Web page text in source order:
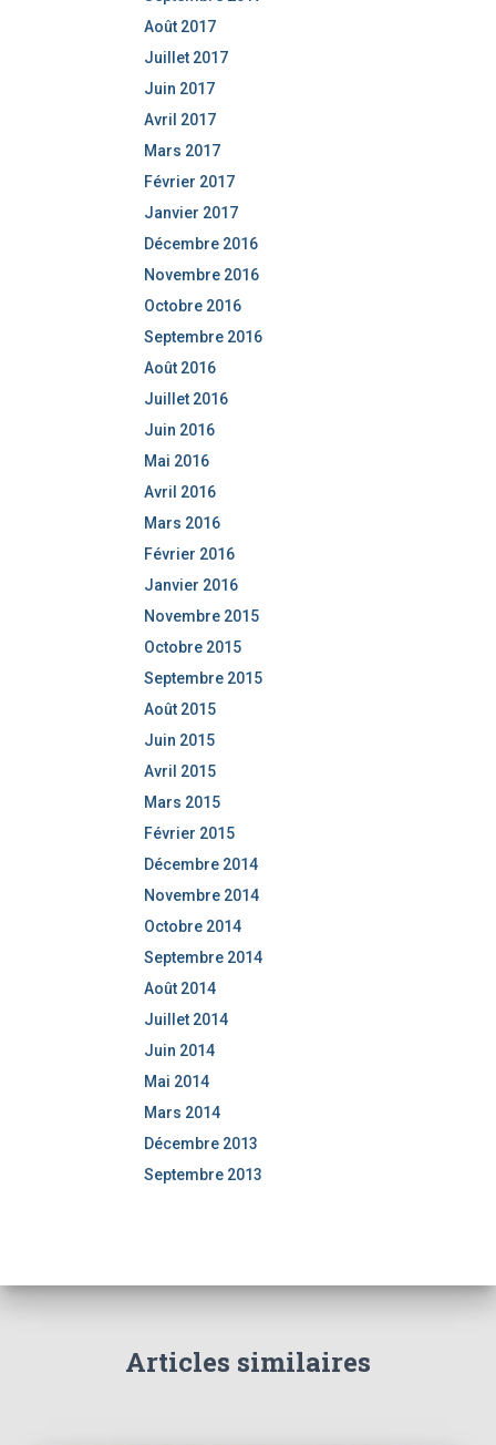
Août 2017
Juillet 2017
Juin 2017
Avril 2017
Mars 2017
Février 2017
Janvier 2017
Décembre 2016
Novembre 2016
Octobre 2016
Septembre 2016
Août 2016
Juillet 2016
Juin 2016
Mai 2016
Avril 2016
Mars 2016
Février 2016
Janvier 2016
Novembre 2015
Octobre 2015
Septembre 2015
Août 2015
Juin 2015
Avril 2015
Mars 2015
Février 2015
Décembre 2014
Novembre 2014
Octobre 2014
Septembre 2014
Août 2014
Juillet 2014
Juin 2014
Mai 2014
Mars 2014
Décembre 2013
Septembre 2013
Articles similaires